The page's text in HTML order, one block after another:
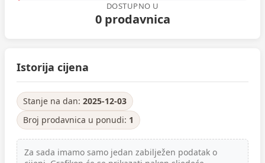
DOSTUPNO U
0 prodavnica
Istorija cijena
Stanje na dan: 2025-12-03
Broj prodavnica u ponudi: 1
Za sada imamo samo jedan zabilježen podatak o